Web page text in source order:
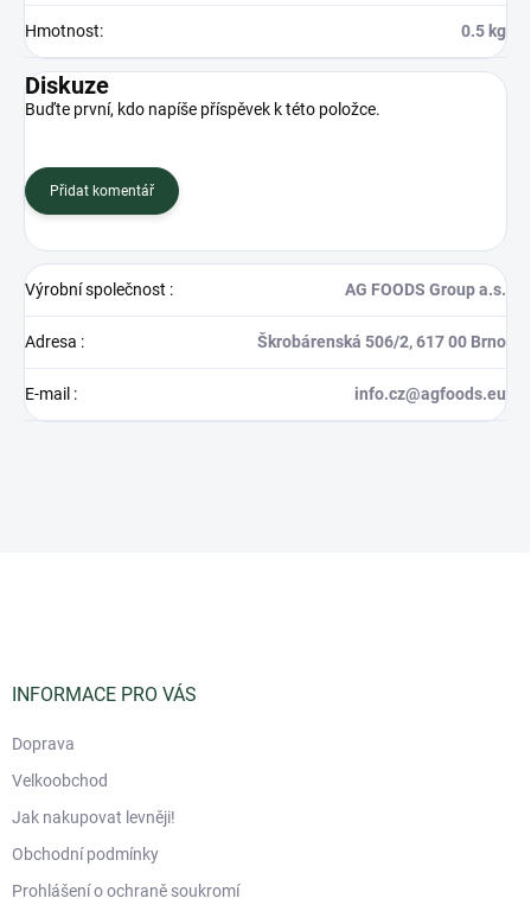
Hmotnost: 0.5 kg
Diskuze
Buďte první, kdo napíše příspěvek k této položce.
Přidat komentář
Výrobní společnost : AG FOODS Group a.s.
Adresa : Škrobárenská 506/2, 617 00 Brno
E-mail : info.cz@agfoods.eu
INFORMACE PRO VÁS
Doprava
Velkoobchod
Jak nakupovat levněji!
Obchodní podmínky
Prohlášení o ochraně soukromí